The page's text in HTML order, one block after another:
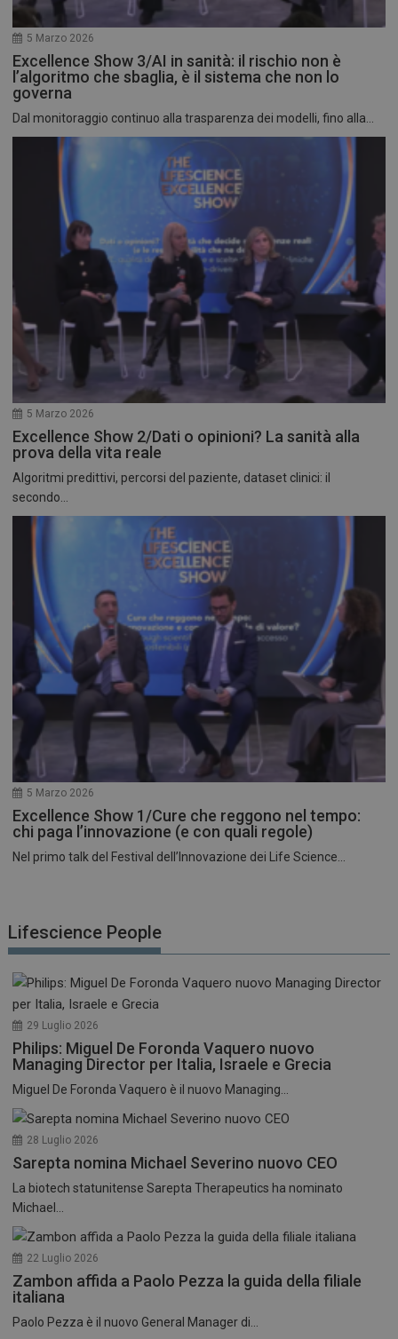
5 Marzo 2026
Excellence Show 3/AI in sanità: il rischio non è
l’algoritmo che sbaglia, è il sistema che non lo
governa
Dal monitoraggio continuo alla trasparenza dei modelli, fino alla...
5 Marzo 2026
Excellence Show 2/Dati o opinioni? La sanità alla
prova della vita reale
Algoritmi predittivi, percorsi del paziente, dataset clinici: il
secondo...
5 Marzo 2026
Excellence Show 1/Cure che reggono nel tempo:
chi paga l’innovazione (e con quali regole)
Nel primo talk del Festival dell’Innovazione dei Life Science...
Lifescience People
29 Luglio 2026
Philips: Miguel De Foronda Vaquero nuovo
Managing Director per Italia, Israele e Grecia
Miguel De Foronda Vaquero è il nuovo Managing...
28 Luglio 2026
Sarepta nomina Michael Severino nuovo CEO
La biotech statunitense Sarepta Therapeutics ha nominato
Michael...
22 Luglio 2026
Zambon affida a Paolo Pezza la guida della filiale
italiana
Paolo Pezza è il nuovo General Manager di...